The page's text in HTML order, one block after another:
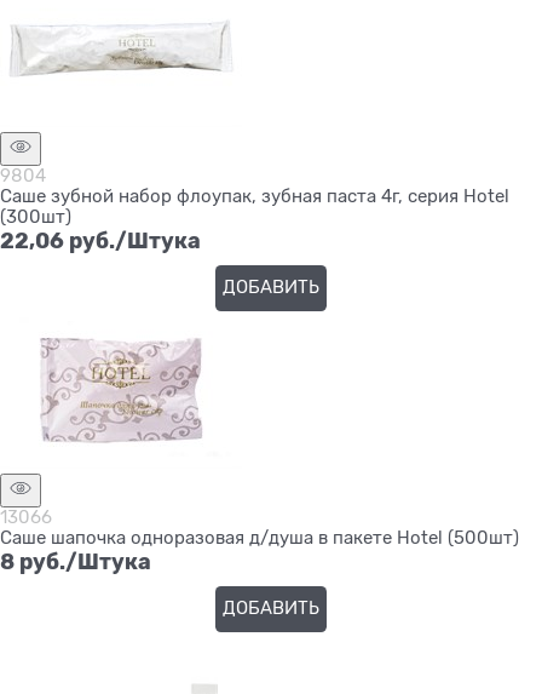
9804
Саше зубной набор флоупак, зубная паста 4г, серия Hotel
(300шт)
22,06 руб./Штука
ДОБАВИТЬ
13066
Саше шапочка одноразовая д/душа в пакете Hotel (500шт)
8 руб./Штука
ДОБАВИТЬ